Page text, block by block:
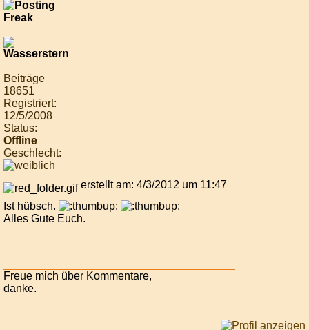
Beiträge
18651
Registriert:
12/5/2008
Status:
Offline
Geschlecht:
erstellt am: 4/3/2012 um 11:47
Ist hübsch.
Alles Gute Euch.
Freue mich über Kommentare,
danke.